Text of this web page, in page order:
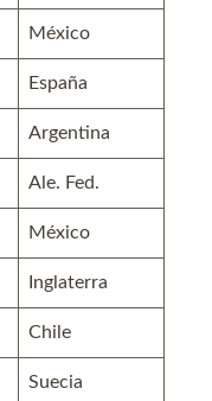
México
España
Argentina
Ale. Fed.
México
Inglaterra
Chile
Suecia